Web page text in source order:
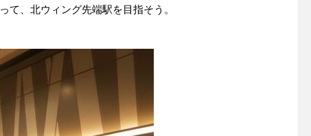
て、北ウィング先端駅を目指そう。